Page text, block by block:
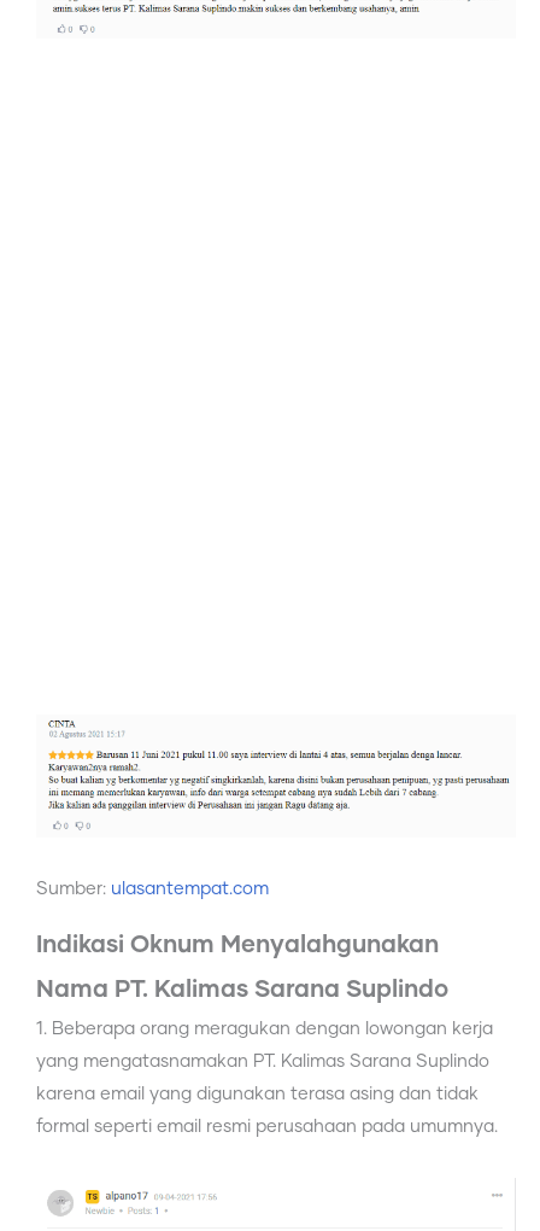
Sumber: ulasantempat.com
Indikasi Oknum Menyalahgunakan
Nama PT. Kalimas Sarana Suplindo
1. Beberapa orang meragukan dengan lowongan kerja
yang mengatasnamakan PT. Kalimas Sarana Suplindo
karena email yang digunakan terasa asing dan tidak
formal seperti email resmi perusahaan pada umumnya.